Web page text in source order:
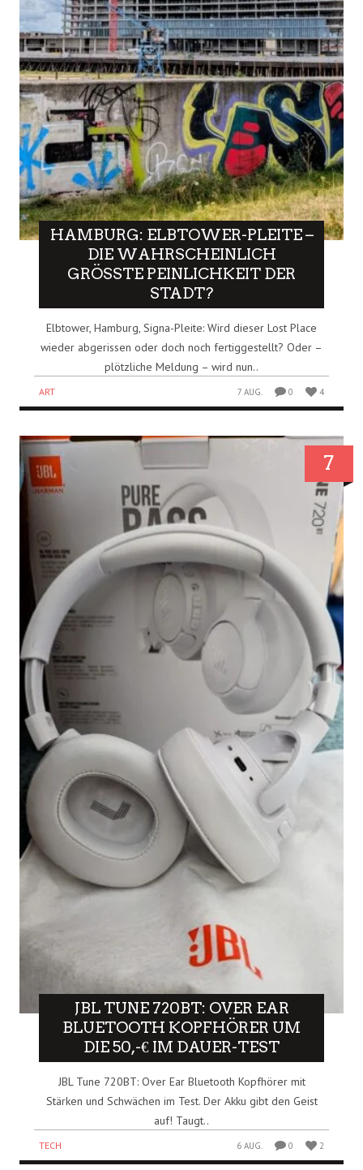
HAMBURG: ELBTOWER-PLEITE –
DIE WAHRSCHEINLICH
GRÖSSTE PEINLICHKEIT DER S
TADT?
Elbtower, Hamburg, Signa-Pleite: Wird dieser Lost Place
wieder abgerissen oder doch noch fertiggestellt? Oder –
plötzliche Meldung – wird nun..
ART 7 AUG. 0 4
7
JBL TUNE 720BT: OVER EAR
BLUETOOTH KOPFHÖRER UM
DIE 50,-€ IM DAUER-TEST
JBL Tune 720BT: Over Ear Bluetooth Kopfhörer mit
Stärken und Schwächen im Test. Der Akku gibt den Geist
auf! Taugt..
TECH 6 AUG. 0 2